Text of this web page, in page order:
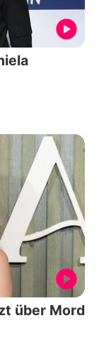
über Mord